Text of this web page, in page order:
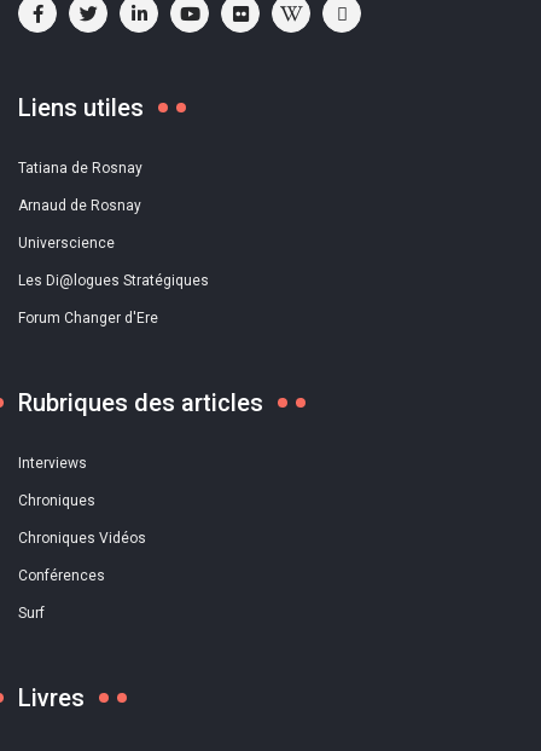
Liens utiles
Tatiana de Rosnay
Arnaud de Rosnay
Universcience
Les Di@logues Stratégiques
Forum Changer d'Ere
Rubriques des articles
Interviews
Chroniques
Chroniques Vidéos
Conférences
Surf
Livres